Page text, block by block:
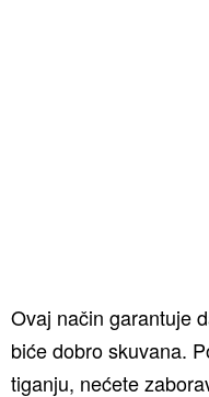
Ovaj način garantuje
biće dobro skuvana.
tiganju, nećete